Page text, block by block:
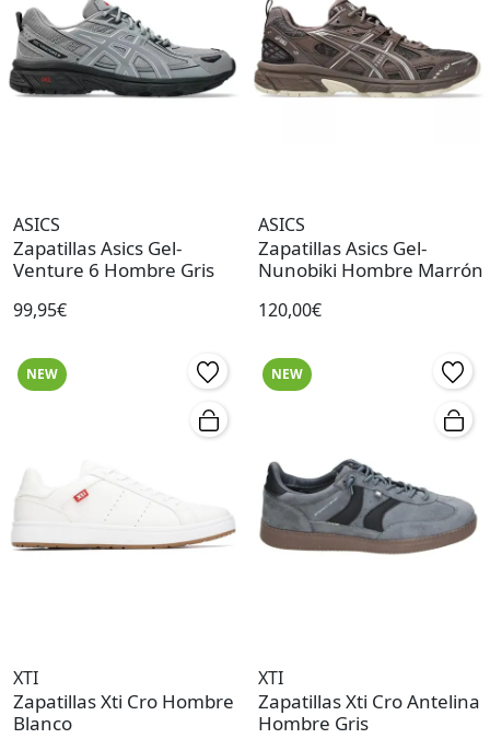
ASICS
Zapatillas Asics Gel-
Venture 6 Hombre Gris
99,95€
ASICS
Zapatillas Asics Gel-
Nunobiki Hombre Marrón
120,00€
NEW
XTI
Zapatillas Xti Cro Hombre
Blanco
NEW
XTI
Zapatillas Xti Cro Antelina
Hombre Gris